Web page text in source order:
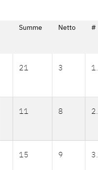
Summe Netto #
21 3 1.
11 8 2.
15 9 3.